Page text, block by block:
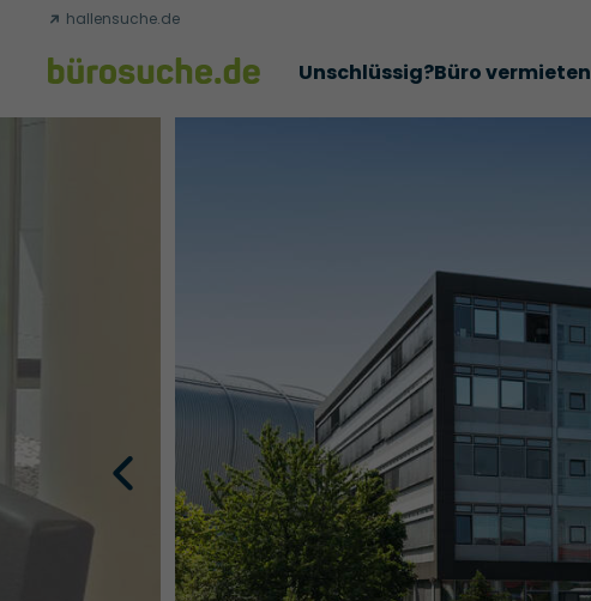
hallensuche.de
Unschlüssig?Büro vermieten